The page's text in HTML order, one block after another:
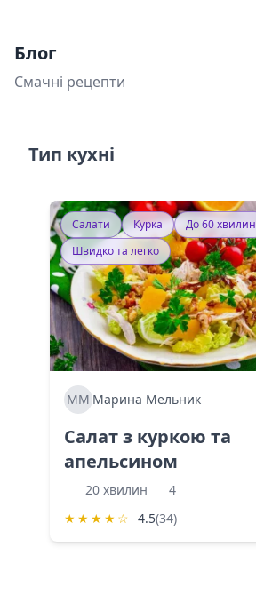
Блог
Смачні рецепти
Тип кухні
Салати Курка
До 60 хвилин
Швидко та легко
ММ Марина Мельник
Салат з куркою та
апельсином
20 хвилин
4
★ ★ ★ ★ ☆ 4.5(34)